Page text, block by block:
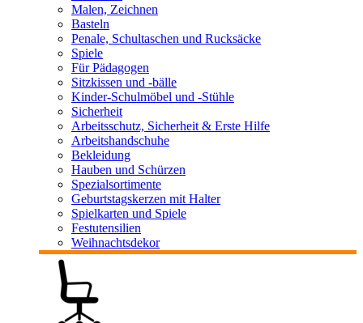
Malen, Zeichnen
Basteln
Penale, Schultaschen und Rucksäcke
Spiele
Für Pädagogen
Sitzkissen und -bälle
Kinder-Schulmöbel und -Stühle
Sicherheit
Arbeitsschutz, Sicherheit & Erste Hilfe
Arbeitshandschuhe
Bekleidung
Hauben und Schürzen
Spezialsortimente
Geburtstagskerzen mit Halter
Spielkarten und Spiele
Festutensilien
Weihnachtsdekor